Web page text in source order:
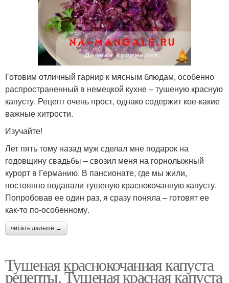
Готовим отличный гарнир к мясным блюдам, особенно
распространенный в немецкой кухне – тушеную красную
капусту. Рецепт очень прост, однако содержит кое-какие
важные хитрости.
Изучайте!
Лет пять тому назад муж сделал мне подарок на
годовщину свадьбы – свозил меня на горнолыжный
курорт в Германию. В пансионате, где мы жили,
постоянно подавали тушеную краснокочанную капусту.
Попробовав ее один раз, я сразу поняла – готовят ее
как-то по-особенному.
читать дальше →
Тушеная краснокочанная капуста
рецепты. Тушеная красная капуста